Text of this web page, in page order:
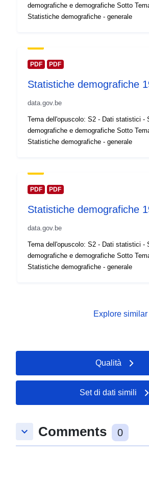
Spaziale: Coordinate:
Identificatori: Q12659#ID
uriRef:
id
Diritti di accesso: public
demografiche e demografiche Sotto
Statistiche demografiche - generale
PDF PDF
Statistiche demografiche
data.gov.be
Tema dell'opuscolo: S2 - Dati statistici -
demografiche e demografiche Sotto
Statistiche demografiche - generale
PDF PDF
Statistiche demografiche
data.gov.be
Tema dell'opuscolo: S2 - Dati statistici -
demografiche e demografiche Sotto
Statistiche demografiche - generale
Explore
Qualità
Set di dati simili
keyboard_arrow_down Comments 0